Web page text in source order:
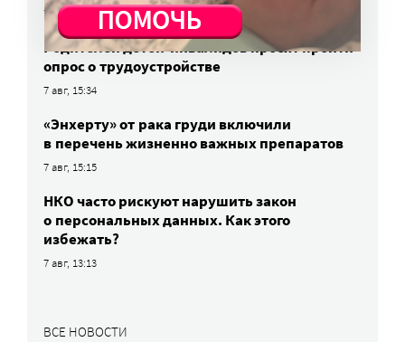
7 авг, 17:06
Родителей детей-инвалидов просят пройти
опрос о трудоустройстве
7 авг, 15:34
«Энхерту» от рака груди включили
в перечень жизненно важных препаратов
7 авг, 15:15
НКО часто рискуют нарушить закон
о персональных данных. Как этого
избежать?
7 авг, 13:13
ВСЕ НОВОСТИ